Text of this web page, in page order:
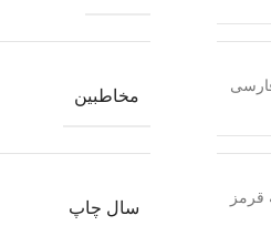
مخاطبین
قرمز
سال چاپ